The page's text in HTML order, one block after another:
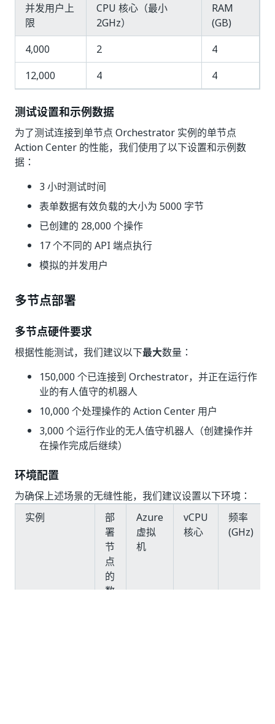
并发用户上
限
CPU 核心（最小
2GHz）
RAM
(GB)
4,000
2
4
12,000
4 4
测试设置和示例数据
为了测试连接到单节点 Orchestrator 实例的单节点
Action Center 的性能，我们使用了以下设置和示例数
据：
3 小时测试时间
表单数据有效负载的大小为 5000 字节
已创建的 28,000 个操作
17 个不同的 API 端点执行
模拟的并发用户
多节点部署
多节点硬件要求
根据性能测试，我们建议以下最大数量：
150,000 个已连接到 Orchestrator，并正在运行作
业的有人值守的机器人
10,000 个处理操作的 Action Center 用户
3,000 个运行作业的无人值守机器人（创建操作并
在操作完成后继续）
环境配置
为确保上述场景的无缝性能，我们建议设置以下环境：
实例
部
署
节
点
的
数
Azure
虚拟
机
vCPU
核心
频率
(GHz)